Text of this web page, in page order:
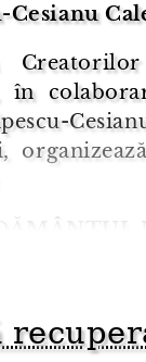
Cesianu
în